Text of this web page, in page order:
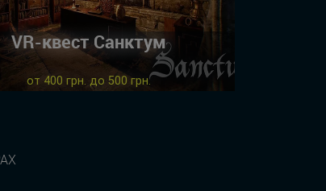
VR-квест Санктум
от 400 грн. до 500 грн.